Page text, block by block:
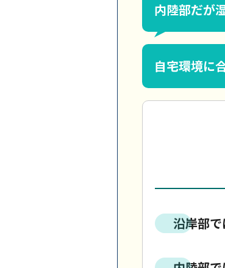
内陸部だが
自宅環境に
沿岸部